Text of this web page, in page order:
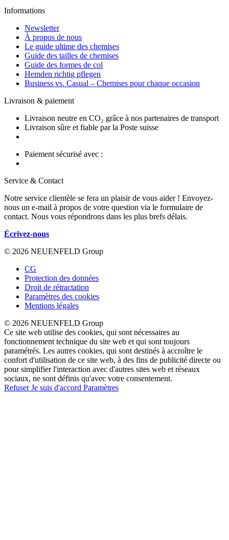
Informations
Newsletter
À propos de nous
Le guide ultime des chemises
Guide des tailles de chemises
Guide des formes de col
Hemden richtig pflegen
Business vs. Casual – Chemises pour chaque occasion
Livraison & paiement
Livraison neutre en CO₂ grâce à nos partenaires de transport
Livraison sûre et fiable par la Poste suisse
Paiement sécurisé avec :
Service & Contact
Notre service clientèle se fera un plaisir de vous aider ! Envoyez-
nous un e-mail à propos de votre question via le formulaire de
contact. Nous vous répondrons dans les plus brefs délais.
Écrivez-nous
© 2026 NEUENFELD Group
CG
Protection des données
Droit de rétractation
Paramètres des cookies
Mentions légales
© 2026 NEUENFELD Group
Ce site web utilise des cookies, qui sont nécessaires au
fonctionnement technique du site web et qui sont toujours
paramétrés. Les autres cookies, qui sont destinés à accroître le
confort d'utilisation de ce site web, à des fins de publicité directe ou
pour simplifier l'interaction avec d'autres sites web et réseaux
sociaux, ne sont définis qu'avec votre consentement.
RefuserJe suis d'accord Paramètres